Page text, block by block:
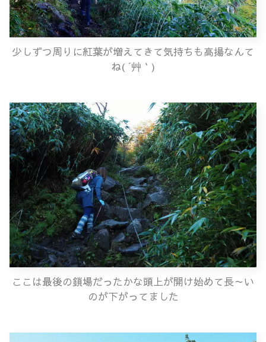
少しずつ周りに紅葉が増えてきて気持ちも高揚なんて
ね( ´艸｀)
ここは最後の鎖場だったかな頭上が開け始めて長～い
のが下がってました